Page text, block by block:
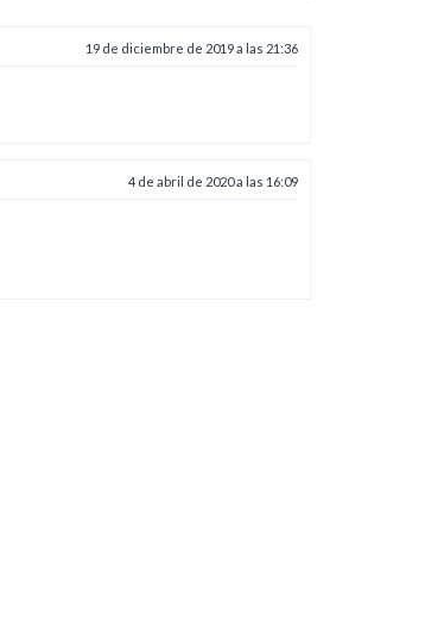
19 de diciembre de 2019 a las 21:36
4 de abril de 2020 a las 16:09